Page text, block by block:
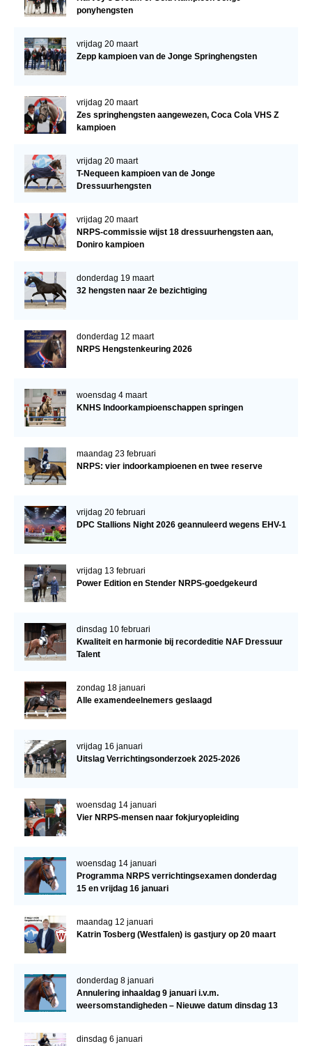
ponyhengsten
vrijdag 20 maart
Zepp kampioen van de Jonge Springhengsten
vrijdag 20 maart
Zes springhengsten aangewezen, Coca Cola VHS Z
kampioen
vrijdag 20 maart
T-Nequeen kampioen van de Jonge
Dressuurhengsten
vrijdag 20 maart
NRPS-commissie wijst 18 dressuurhengsten aan,
Doniro kampioen
donderdag 19 maart
32 hengsten naar 2e bezichtiging
donderdag 12 maart
NRPS Hengstenkeuring 2026
woensdag 4 maart
KNHS Indoorkampioenschappen springen
maandag 23 februari
NRPS: vier indoorkampioenen en twee reserve
vrijdag 20 februari
DPC Stallions Night 2026 geannuleerd wegens EHV-1
vrijdag 13 februari
Power Edition en Stender NRPS-goedgekeurd
dinsdag 10 februari
Kwaliteit en harmonie bij recordeditie NAF Dressuur
Talent
zondag 18 januari
Alle examendeelnemers geslaagd
vrijdag 16 januari
Uitslag Verrichtingsonderzoek 2025-2026
woensdag 14 januari
Vier NRPS-mensen naar fokjuryopleiding
woensdag 14 januari
Programma NRPS verrichtingsexamen donderdag
15 en vrijdag 16 januari
maandag 12 januari
Katrin Tosberg (Westfalen) is gastjury op 20 maart
donderdag 8 januari
Annulering inhaaldag 9 januari i.v.m.
weersomstandigheden – Nieuwe datum dinsdag 13
dinsdag 6 januari